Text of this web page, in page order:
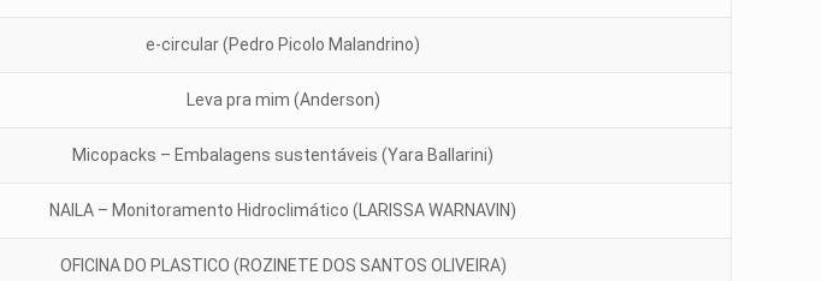
e-circular (Pedro Picolo Malandrino)
Leva pra mim (Anderson)
Micopacks – Embalagens sustentáveis (Yara Ballarini)
NAILA – Monitoramento Hidroclimático (LARISSA WARNAVIN)
OFICINA DO PLASTICO (ROZINETE DOS SANTOS OLIVEIRA)